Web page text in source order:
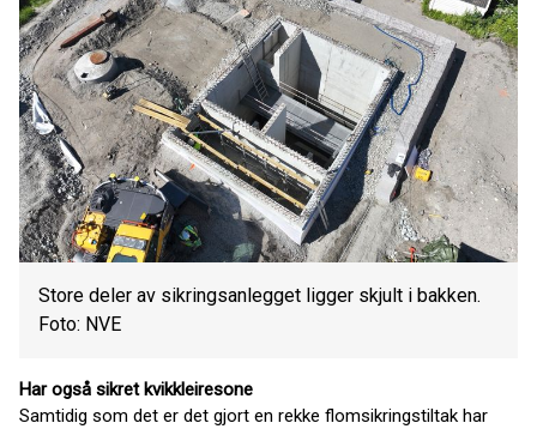
Store deler av sikringsanlegget ligger skjult i bakken.
Foto: NVE
Har også sikret kvikkleiresone
Samtidig som det er det gjort en rekke flomsikringstiltak har